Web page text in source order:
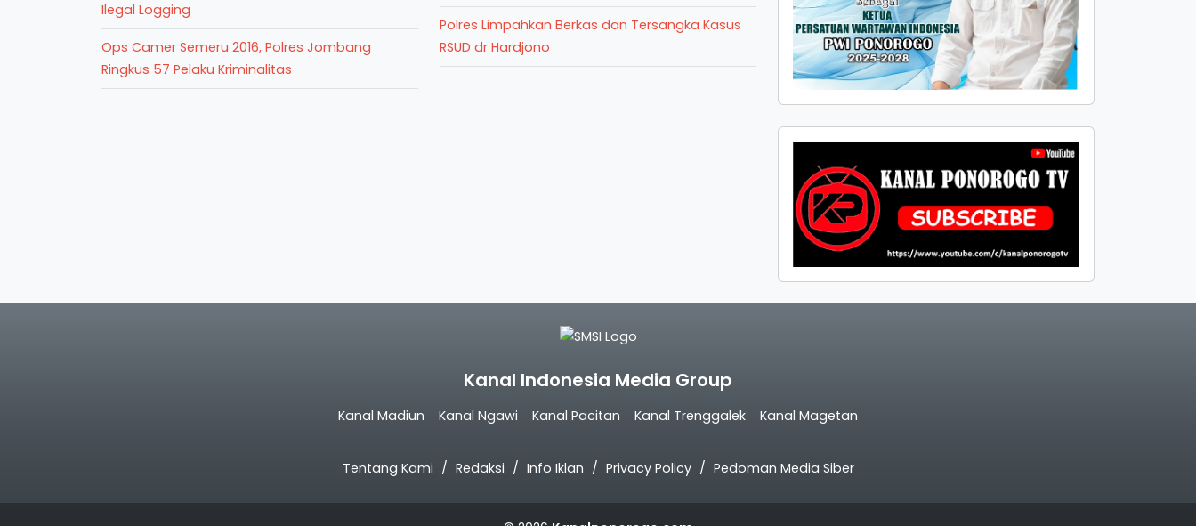
Ilegal Logging
Ops Camer Semeru 2016, Polres Jombang
Ringkus 57 Pelaku Kriminalitas
Polres Limpahkan Berkas dan Tersangka Kasus
RSUD dr Hardjono
Kanal Indonesia Media Group
Kanal Madiun Kanal Ngawi Kanal Pacitan Kanal Trenggalek Kanal Magetan
Tentang Kami Redaksi Info Iklan Privacy Policy Pedoman Media Siber